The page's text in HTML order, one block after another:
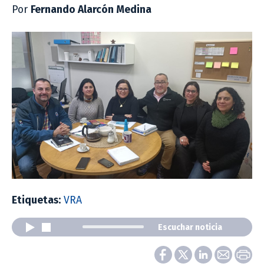
Por Fernando Alarcón Medina
Etiquetas: VRA
Escuchar noticia